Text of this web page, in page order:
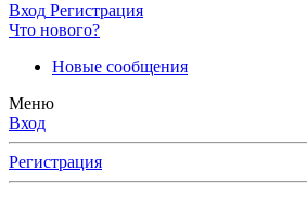
Вход Регистрация
Что нового?
Новые сообщения
Меню
Вход
Регистрация